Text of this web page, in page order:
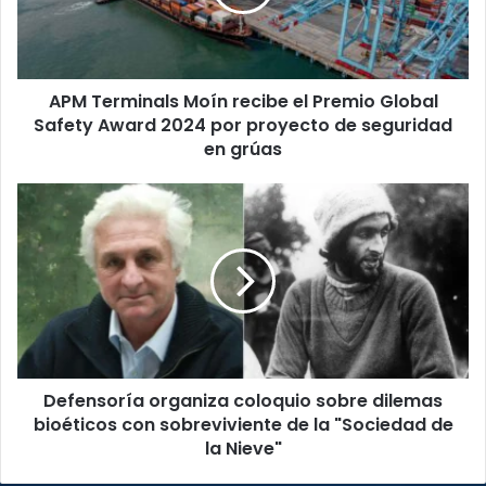
Premio
Award
por
seguridad
en
grúas
APM Terminals Moín recibe el Premio Global
Safety Award 2024 por proyecto de seguridad
en grúas
Defensoría
organiza
coloquio
sobre
dilemas
bioéticos
con
sobreviviente
de
"Sociedad
Defensoría organiza coloquio sobre dilemas
bioéticos con sobreviviente de la "Sociedad de
la Nieve"